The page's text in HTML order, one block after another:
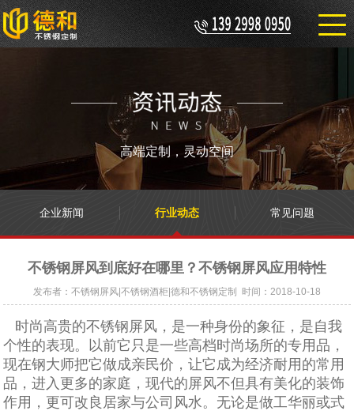
高端定制，灵动空间
企业新闻 行业动态 常见问题
不锈钢屏风到底好在哪里？不锈钢屏风应用特性
发布者：不锈钢屏风|不锈钢酒柜|德和不锈钢定制 时间：2018-10-18
时尚高贵的不锈钢屏风，是一种身份的象征，是自我
个性的表现。以前它只是一些高档时尚场所的专用品，
现在钢大师把它做成亲民价，让它成为经济耐用的常用
品，进入更多的家庭，现代的屏风不但具有美化的装饰
作用，更可改良居家与公司风水。无论是做工华丽或式